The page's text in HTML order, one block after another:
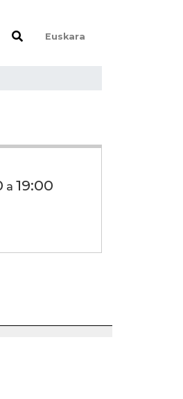
Euskara
a 19:00